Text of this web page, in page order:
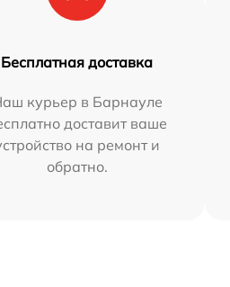
Бесплатная доставка
курьер в Барнауле
доставит ваше
на ремонт и
обратно.